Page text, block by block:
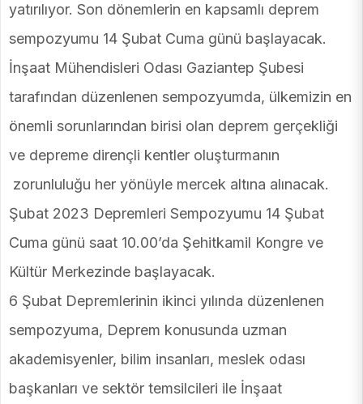
yatırılıyor. Son dönemlerin en kapsamlı deprem
sempozyumu 14 Şubat Cuma günü başlayacak.
İnşaat Mühendisleri Odası Gaziantep Şubesi
tarafından düzenlenen sempozyumda, ülkemizin en
önemli sorunlarından birisi olan deprem gerçekliği
ve depreme dirençli kentler oluşturmanın
zorunluluğu her yönüyle mercek altına alınacak.
Şubat 2023 Depremleri Sempozyumu 14 Şubat
Cuma günü saat 10.00’da Şehitkamil Kongre ve
Kültür Merkezinde başlayacak.
6 Şubat Depremlerinin ikinci yılında düzenlenen
sempozyuma, Deprem konusunda uzman
akademisyenler, bilim insanları, meslek odası
başkanları ve sektör temsilcileri ile İnşaat